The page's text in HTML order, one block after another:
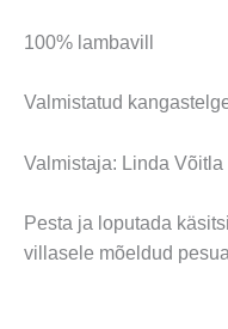
100% lambavill
Valmistatud
Valmistaja: Linda Võitla
Pesta ja loputada
villasele mõeldud